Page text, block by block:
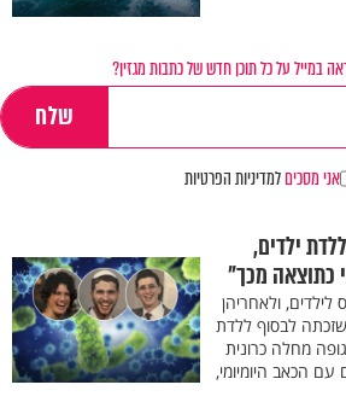
במייל על כל תוכן חדש של כתבות מגזין?
אני מסכיםלמדיניות הפרטיות
ילדים,
כתוצאה מכך"
ולאחריהן
לבסוף ללדת
מחלה כרונית
הכאב היומיומי,